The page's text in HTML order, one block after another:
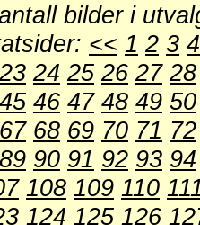
bilder i
<< 1 2 3 4
23 24 25 26 27 28
45 46 47 48 49 50
67 68 69 70 71 72
89 90 91 92 93 94
108 109 110
124 125 126